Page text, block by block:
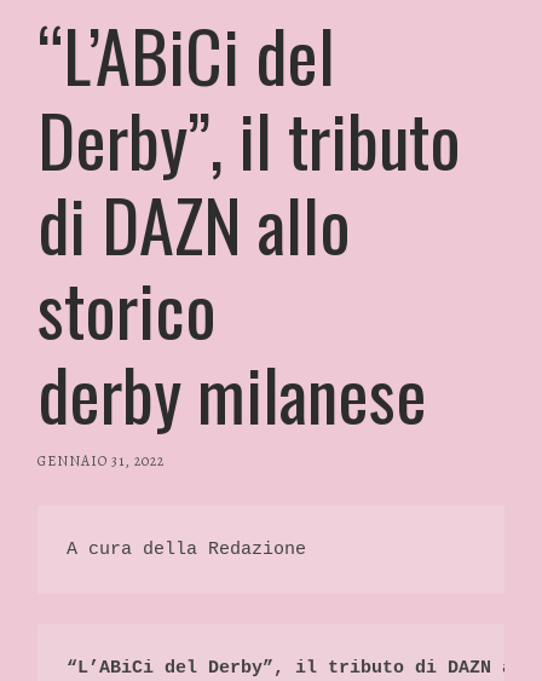
“L’ABiCi del
Derby”, il tributo
di DAZN allo
storico
derby milanese
GENNAIO 31, 2022
GLAMOUR
A cura della Redazione
“L’ABiCi del Derby”, il tributo di DAZN